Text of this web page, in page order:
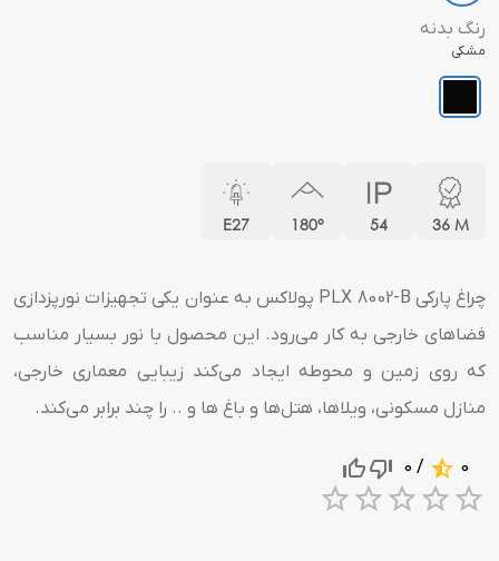
رنگ بدنه
مشکی
36 M
54
180°
E27
چراغ پارکی PLX 8002-B پولاکس به عنوان یکی تجهیزات نورپزدازی
فضاهای خارجی به کار می‌رود. این محصول با نور بسیار مناسب
که روی زمین و محوطه ایجاد می‌کند زیبایی معماری خارجی،
منازل مسکونی، ویلاها، هتل‌ها و باغ ها و .. را چند برابر می‌کند.
0
/ 0